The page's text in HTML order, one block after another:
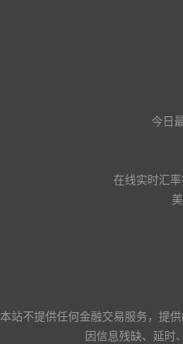
今日
在线实时汇
本站不提供任何金融交易服务，提
因信息残缺、延时